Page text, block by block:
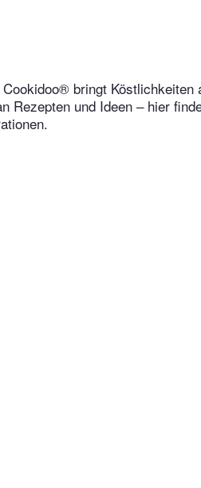
bringt Köstlichkeiten
Rezepten und Ideen – hier